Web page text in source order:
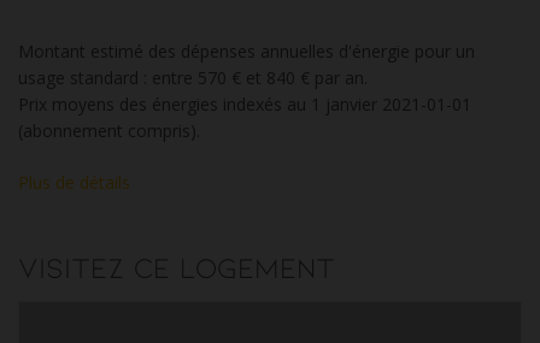
Montant estimé des dépenses annuelles d'énergie pour un
usage standard : entre 570 € et 840 € par an.
Prix moyens des énergies indexés au 1 janvier 2021-01-01
(abonnement compris).
Plus de détails
Visitez ce logement